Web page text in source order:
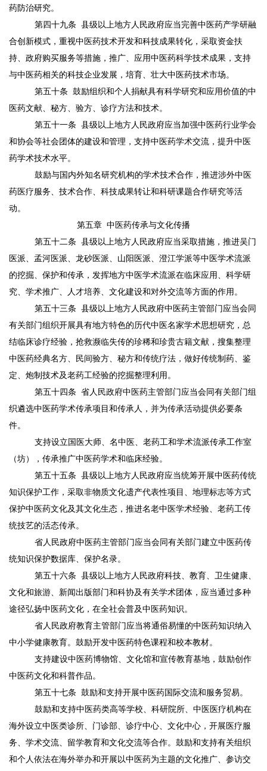
药防治研究。
第四十九条 县级以上地方人民政府应当完善中医药产学研融
合创新模式，重视中医药技术开发和科技成果转化，采取资金扶
持、政府购买服务等措施，推广、应用中医药科学技术成果，支持
与中医药相关的科技企业发展，培育、壮大中医药技术市场。
第五十条 鼓励组织和个人捐献具有科学研究和应用价值的中
医药文献、秘方、验方、诊疗方法和技术。
第五十一条 县级以上地方人民政府应当加强中医药行业学会
和协会等社会团体的建设和管理，支持中医药学术交流，提升中医
药学术技术水平。
鼓励与国内外知名研究机构的学术技术合作，推进涉外中医
药医疗服务、技术合作、科技成果转让和科研课题合作研究等活
动。
第五章 中医药传承与文化传播
第五十二条 县级以上地方人民政府应当采取措施，推进吴门
医派、孟河医派、龙砂医派、山阳医派、澄江学派等中医学术流派
的挖掘、保护和传承，发挥地方中医学术流派在临床应用、科学研
究、学术推广、人才培养、文化建设和对外交流等方面的作用。
第五十三条 县级以上地方人民政府中医药主管部门应当会同
有关部门组织开展具有地方特色的历代中医名家学术思想研究，总
结临床诊疗经验，抢救濒临失传的珍稀和珍贵古籍文献，搜集整理
中医药经典名方、民间验方、秘方和传统疗法，做好传统制药、鉴
定、炮制技术及老药工经验的挖掘整理利用。
第五十四条 省人民政府中医药主管部门应当会同有关部门组
织遴选中医药学术传承项目和传承人，并为传承活动提供必要条
件。
支持设立国医大师、名中医、老药工和学术流派传承工作室
（坊），传承推广中医药学术和临床经验。
第五十五条 县级以上地方人民政府应当统筹开展中医药传统
知识保护工作，采取非物质文化遗产代表性项目、地理标志等方式
保护中医药文化及其文化生态，推进名老中医学术经验、老药工传
统技艺的活态传承。
省人民政府中医药主管部门应当会同有关部门建立中医药传
统知识保护数据库、保护名录。
第五十六条 县级以上地方人民政府科技、教育、卫生健康、
文化和旅游、新闻出版部门和科协及有关学术团体，应当通过多种
途径弘扬中医药文化，在全社会普及中医药知识。
省人民政府教育主管部门应当将通俗易懂的中医药知识纳入
中小学健康教育。鼓励开发中医药特色课程和校本教材。
支持建设中医药博物馆、文化馆和宣传教育基地，鼓励创作
中医药文化和科普作品。
第五十七条 鼓励和支持开展中医药国际交流和服务贸易。
鼓励和支持中医药类高等学校、科研院所、中医医疗机构在
海外设立中医类诊所、门诊部、诊疗中心、文化中心，开展医疗服
务、学术交流、留学教育和文化交流等合作。鼓励和支持有关组织
和个人依法在海外举办和开展以中医药为主题的文化推广、参访交